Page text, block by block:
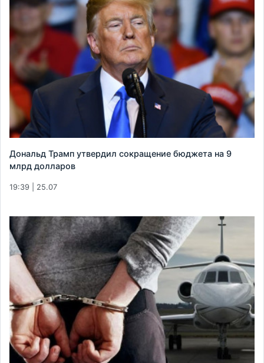
Дональд Трамп утвердил сокращение бюджета на 9
млрд долларов
19:39 | 25.07